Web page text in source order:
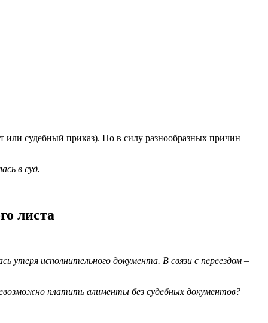
или судебный приказ). Но в силу разнообразных причин
в суд.
листа
исполнительного документа. В связи с переездом –
платить алименты без судебных документов?